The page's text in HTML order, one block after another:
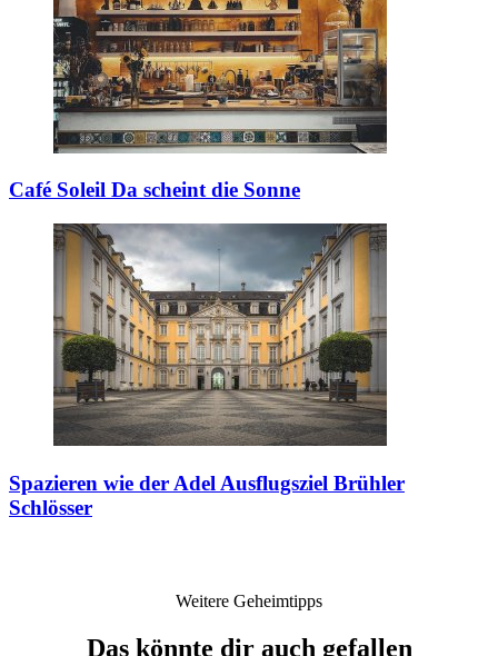
Café Soleil Da scheint die Sonne
Spazieren wie der Adel Ausflugsziel Brühler
Schlösser
Weitere Geheimtipps
Das könnte dir auch gefallen